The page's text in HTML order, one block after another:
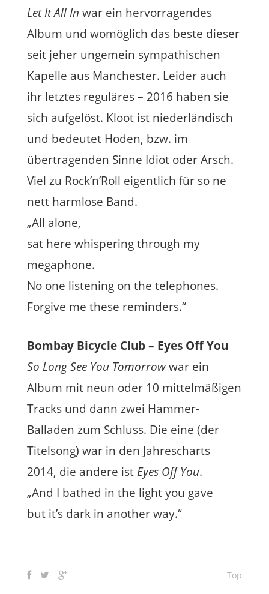
Let It All In war ein hervorragendes
Album und womöglich das beste dieser
seit jeher ungemein sympathischen
Kapelle aus Manchester. Leider auch
ihr letztes reguläres – 2016 haben sie
sich aufgelöst. Kloot ist niederländisch
und bedeutet Hoden, bzw. im
übertragenden Sinne Idiot oder Arsch.
Viel zu Rock’n’Roll eigentlich für so ne
nett harmlose Band.
„All alone,
sat here whispering through my
megaphone.
No one listening on the telephones.
Forgive me these reminders.“
Bombay Bicycle Club – Eyes Off You
So Long See You Tomorrowwar ein
Album mit neun oder 10 mittelmäßigen
Tracks und dann zwei Hammer-
Balladen zum Schluss. Die eine (der
Titelsong) war in den Jahrescharts
2014, die andere ist Eyes Off You.
„And I bathed in the light you gave
but it’s dark in another way.“
Top